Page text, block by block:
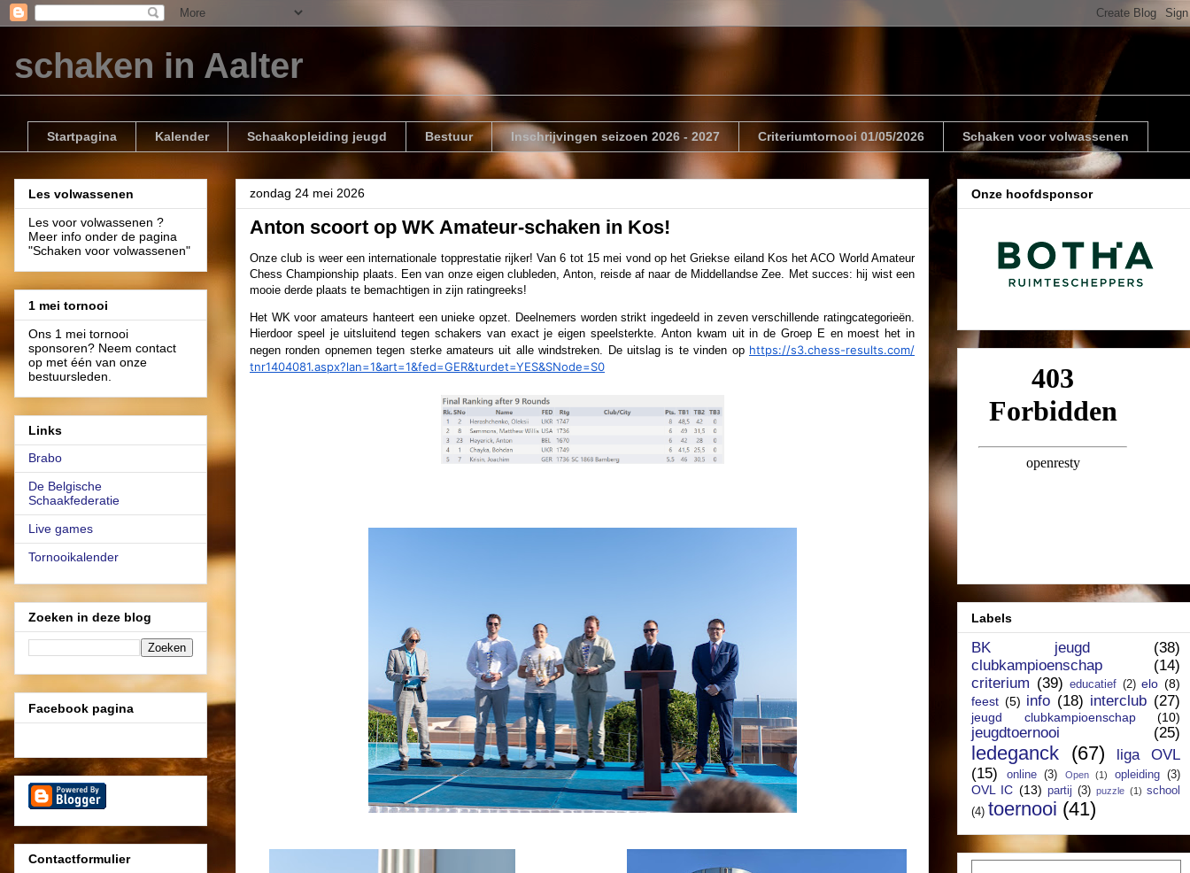
schaken in Aalter
Startpagina Kalender Schaakopleiding jeugd Bestuur Inschrijvingen seizoen 2026 - 2027 Criteriumtornooi 01/05/2026 Schaken voor volwassenen
zondag 24 mei 2026
Anton scoort op WK Amateur-schaken in Kos!
Onze club is weer een internationale topprestatie rijker! Van 6 tot 15 mei vond op het Griekse eiland Kos het ACO World Amateur
Chess Championship plaats. Een van onze eigen clubleden, Anton, reisde af naar de Middellandse Zee. Met succes: hij wist een
mooie derde plaats te bemachtigen in zijn ratingreeks!
Het WK voor amateurs hanteert een unieke opzet. Deelnemers worden strikt ingedeeld in zeven verschillende ratingcategorieën.
Hierdoor speel je uitsluitend tegen schakers van exact je eigen speelsterkte. Anton kwam uit in de Groep E en moest het in
negen ronden opnemen tegen sterke amateurs uit alle windstreken. De uitslag is te vinden op https://s3.chess-results.com/
tnr1404081.aspx?lan=1&art=1&fed=GER&turdet=YES&SNode=S0
Les volwassenen
Les voor volwassenen ?
Meer info onder de pagina
"Schaken voor volwassenen"
1 mei tornooi
Ons 1 mei tornooi
sponsoren? Neem contact
op met één van onze
bestuursleden.
Links
Brabo
De Belgische
Schaakfederatie
Live games
Tornooikalender
Zoeken in deze blog
Facebook pagina
Contactformulier
Onze hoofdsponsor
Labels
BK jeugd
(38)
clubkampioenschap
(14)
criterium (39) educatief (2) elo (8)
feest (5) info (18) interclub (27)
jeugd clubkampioenschap (10)
jeugdtoernooi (25)
ledeganck (67)
liga OVL
(15)
online (3) Open (1) opleiding (3)
OVL IC (13) partij (3) puzzle (1) school
(4) toernooi (41)